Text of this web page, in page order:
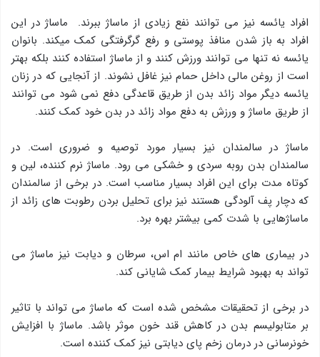
افراد یائسه نیز می توانند نفع زیادی از ماساژ ببرند. ماساژ در این
افراد به باز شدن منافذ پوستی و رفع گرگرفتگی کمک میکند. بانوان
یائسه نه تنها می توانند ورزش کنند و از ماساژ استفاده کنند بلکه بهتر
است از روغن مالی داخل حمام نیز غافل نشوند. از آنجایی که در زنان
یائسه دیگر مواد زائد بدن از طریق قاعدگی دفع نمی شود می توانند
از طریق ماساژ و ورزش به دفع مواد زائد در بدن خود کمک کنند.
ماساژ در سالمندان نیز بسیار مورد توصیه و ضروری است. در
سالمندان بدن روبه سردی و خشکی می رود. ماساژ نرم کننده، لین و
کوتاه مدت برای این افراد بسیار مناسب است. در برخی از سالمندان
که دچار پف آلودگی هستند نیز برای تحلیل بردن رطوبت های زائد از
ماساژهایی با شدت کمی بیشتر بهره برد.
در بیماری های خاص مانند ام اس، سرطان و دیابت نیز ماساژ می
تواند به بهبود شرایط بیمار کمک شایانی کند.
در برخی از تحقیقات مشخص شده است که ماساژ می تواند با تاثیر
بر متابولیسم بدن در کاهش قند خون موثر باشد. ماساژ با افزایش
خونرسانی در درمان زخم پای دیابتی نیز کمک کننده است.